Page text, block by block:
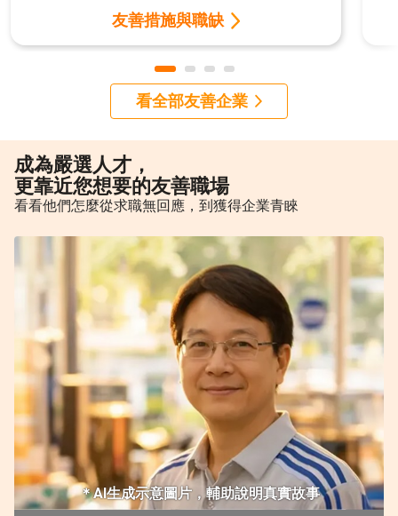
作機會，充分發揮中高齡員工在職場上的
豐富經驗與優勢，實現人力資源的最佳運
友善措施與職缺
看全部友善企業
成為嚴選人才，
更靠近您想要的友善職場
看看他們怎麼從求職無回應，到獲得企業青睞
＊AI生成示意圖片，輔助說明真實故事